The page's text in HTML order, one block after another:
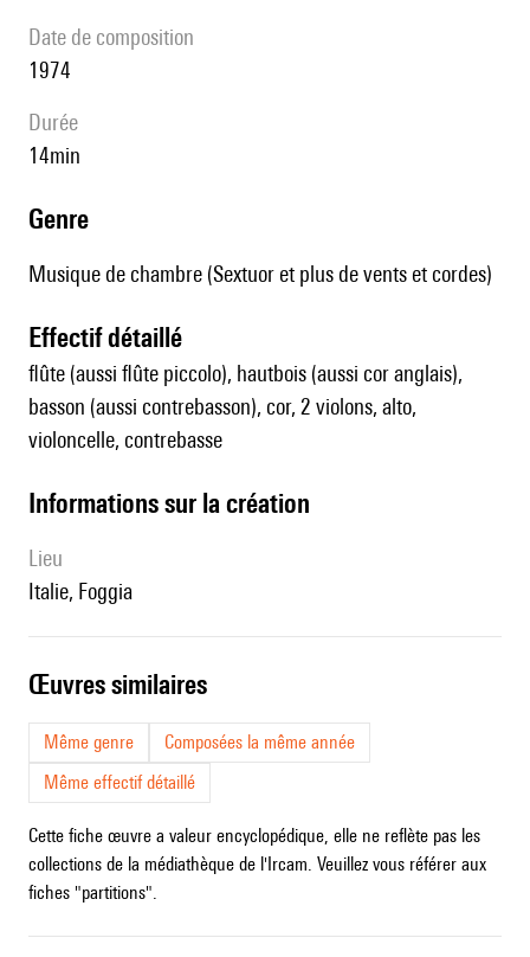
date de composition
1974
durée
14min
genre
Musique de chambre (Sextuor et plus de vents et cordes)
effectif détaillé
flûte (aussi flûte piccolo), hautbois (aussi cor anglais),
basson (aussi contrebasson), cor, 2 violons, alto,
violoncelle, contrebasse
informations sur la création
lieu
Italie, Foggia
œuvres similaires
Même genre
Composées la même année
Même effectif détaillé
Cette fiche œuvre a valeur encyclopédique, elle ne reflète pas les
collections de la médiathèque de l'Ircam. Veuillez vous référer aux
fiches "partitions".